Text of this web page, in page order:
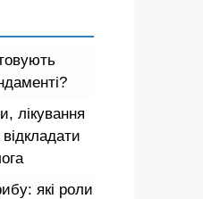
лікування
які роли